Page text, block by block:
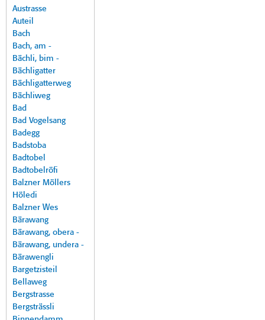
Austrasse
Auteil
Bach
Bach, am -
Bächli, bim -
Bächligatter
Bächligatterweg
Bächliweg
Bad
Bad Vogelsang
Badegg
Badstoba
Badtobel
Badtobelröfi
Balzner Möllers
Höledi
Balzner Wes
Bärawang
Bärawang, obera -
Bärawang, undera -
Bärawengli
Bargetzisteil
Bellaweg
Bergstrasse
Bergsträssli